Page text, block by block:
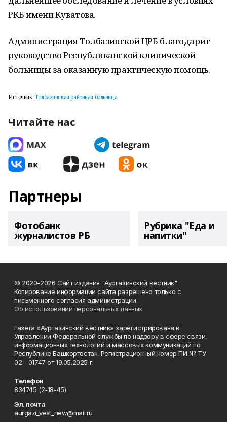
РКБ имени Куватова.
Администрация Толбазинской ЦРБ благодарит
руководство Республиканской клинической
больницы за оказанную практическую помощь.
Источник: Толбазинская районная больница
Читайте нас
Партнеры
Фотобанк
журналистов РБ
Рубрика "Еда и
напитки"
© 2020-2026 Сайт издания "Аургазинский вестник"
Копирование информации сайта разрешено только с
письменного согласия администрации.
Об использовании персональных данных
Газета «Аургазинский вестник» зарегистрирована в
Управлении Федеральной службы по надзору в сфере связи,
информационных технологий и массовых коммуникаций по
Республике Башкортостан. Регистрационный номер ПИ № ТУ
02 - 01747 от 19.05.2025 г.
Телефон
834745 (2-18-45)
Эл. почта
aurgazi_vest_new@mail.ru